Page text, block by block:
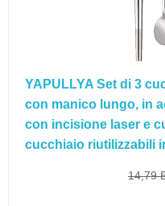
YAPULLYA Set di 3
con manico lungo, in
con incisione laser e
cucchiaio riutilizzabili
14,79